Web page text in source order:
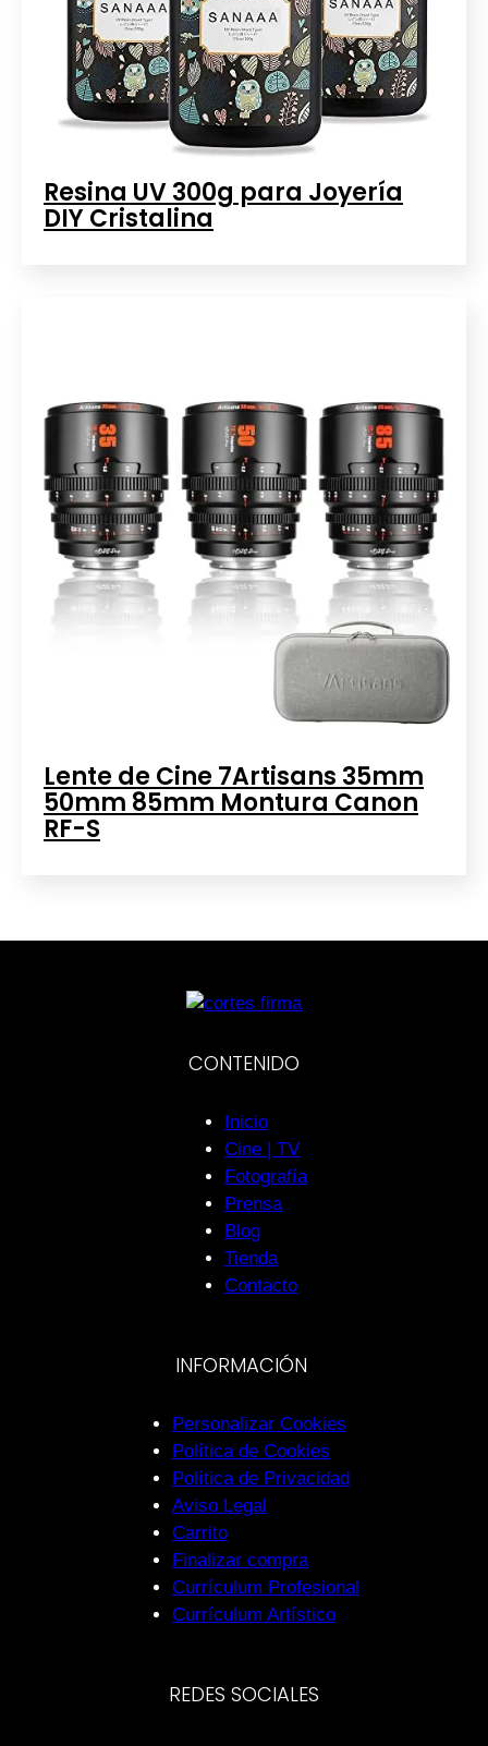
Resina UV 300g para Joyería
DIY Cristalina
Lente de Cine 7Artisans 35mm
50mm 85mm Montura Canon
RF-S
CONTENIDO
Inicio
Cine | TV
Fotografía
Prensa
Blog
Tienda
Contacto
INFORMACIÓN
Personalizar Cookies
Política de Cookies
Política de Privacidad
Aviso Legal
Carrito
Finalizar compra
Currículum Profesional
Currículum Artístico
REDES SOCIALES